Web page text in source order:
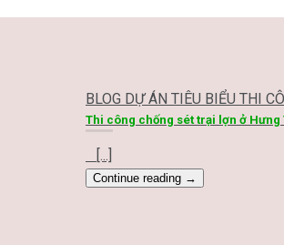
BLOG DỰ ÁN TIÊU BIỂU THI
Thi công chống sét trại lợn ở Hưng
[...]
Continue reading →